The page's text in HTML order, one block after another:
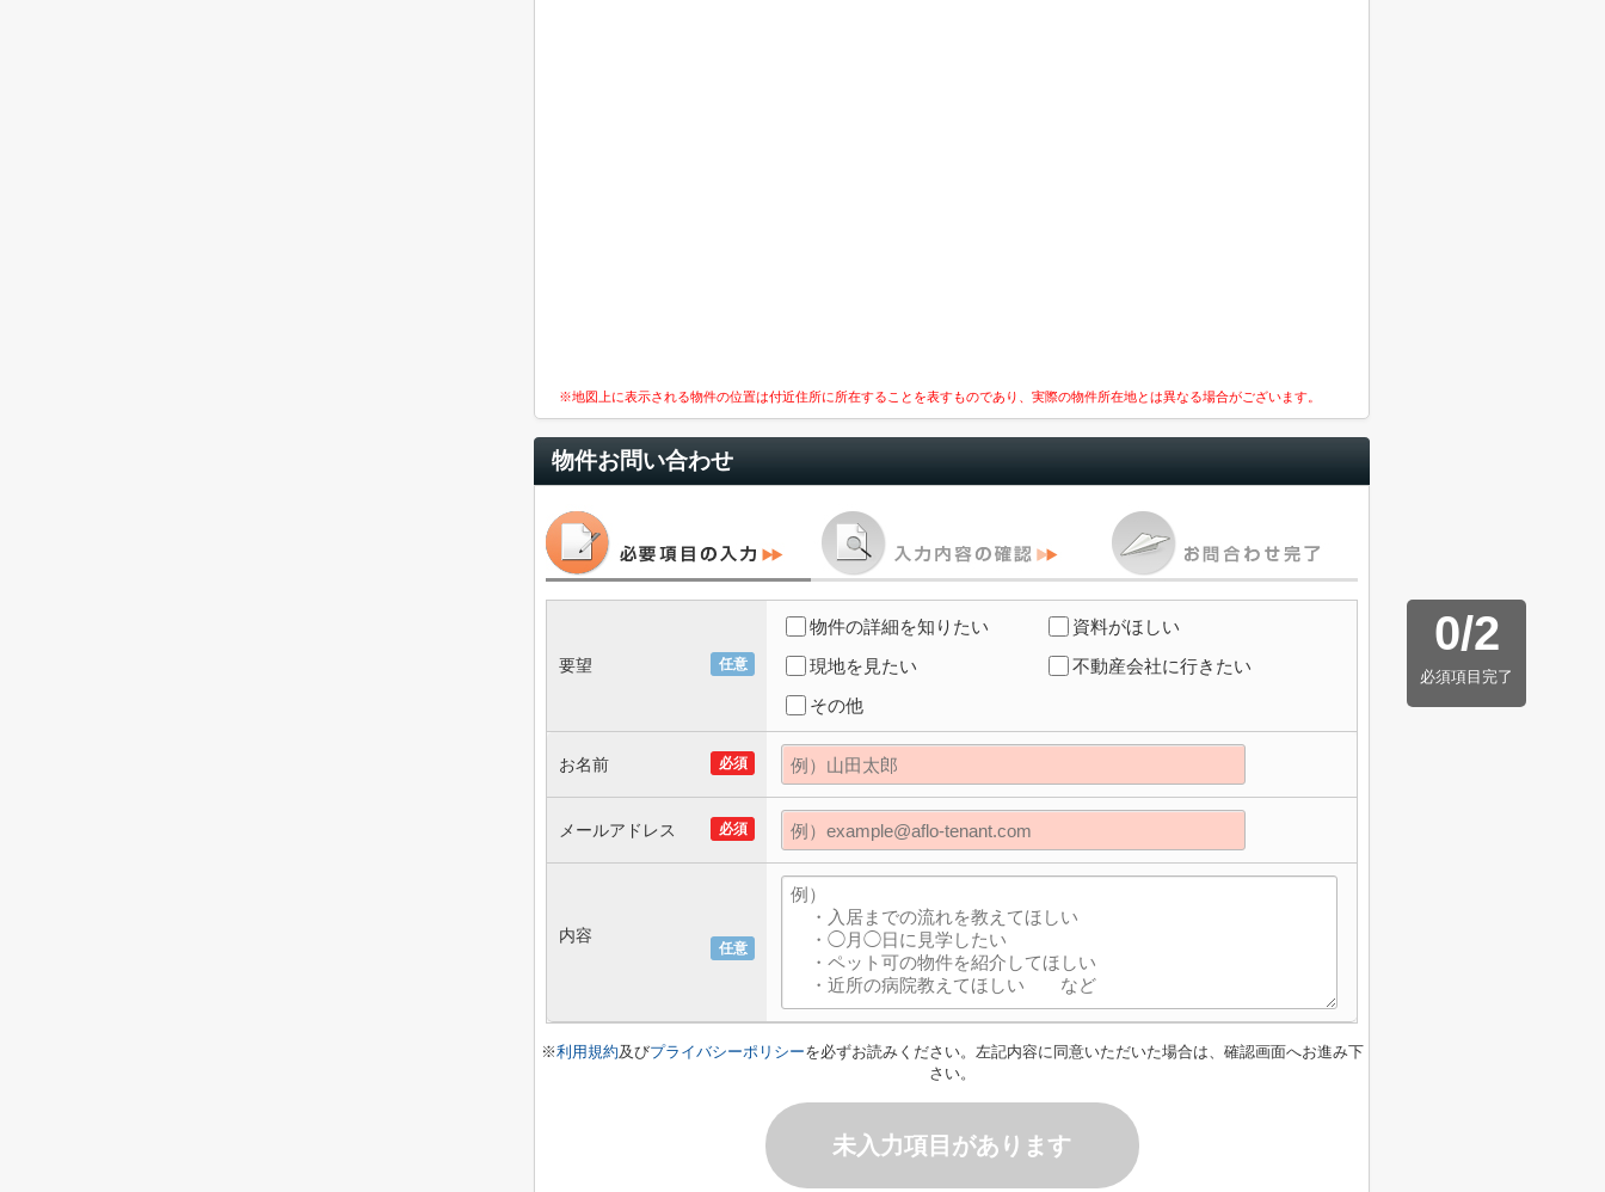
※地図上に表示される物件の位置は付近住所に所在することを表すものであり、実際の物件所在地とは異なる場合がございます。
物件お問い合わせ
0/2
必須項目完了
任意
要望
物件の詳細を知りたい
資料がほしい
現地を見たい
不動産会社に行きたい
その他
必須
お名前
必須
メールアドレス
任意
内容
※利用規約及びプライバシーポリシーを必ずお読みください。左記内容に同意いただいた場合は、確認画面へお進み下
さい。
未入力項目があります